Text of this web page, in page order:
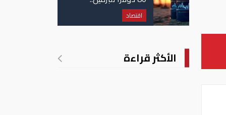
وتراجع الأسهم
الأمريكية
اقتصاد
الأكثر قراءة